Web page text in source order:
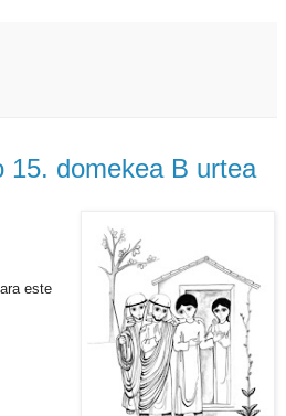
15. domekea B urtea
este